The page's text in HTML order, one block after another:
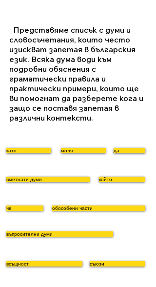
Представяме списък с думи и
словосъчетания, които често
изискват запетая в българския
език. Всяка дума води към
подробни обяснения с
граматически правила и
практически примери, които ще
ви помогнат да разберете кога и
защо се поставя запетая в
различни контексти.
като моля да
вметнати думи който
че обособени части
въпросителни думи
всъщност съюзи